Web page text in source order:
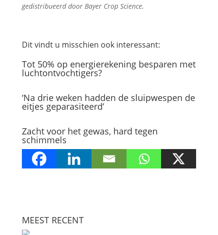
gedistribueerd door Bayer Crop Science.
Dit vindt u misschien ook interessant:
Tot 50% op energierekening besparen met
luchtontvochtigers?
‘Na drie weken hadden de sluipwespen de
eitjes geparasiteerd’
Zacht voor het gewas, hard tegen
schimmels
MEEST RECENT